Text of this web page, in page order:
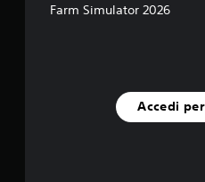
Farm Simulator 2026
Accedi